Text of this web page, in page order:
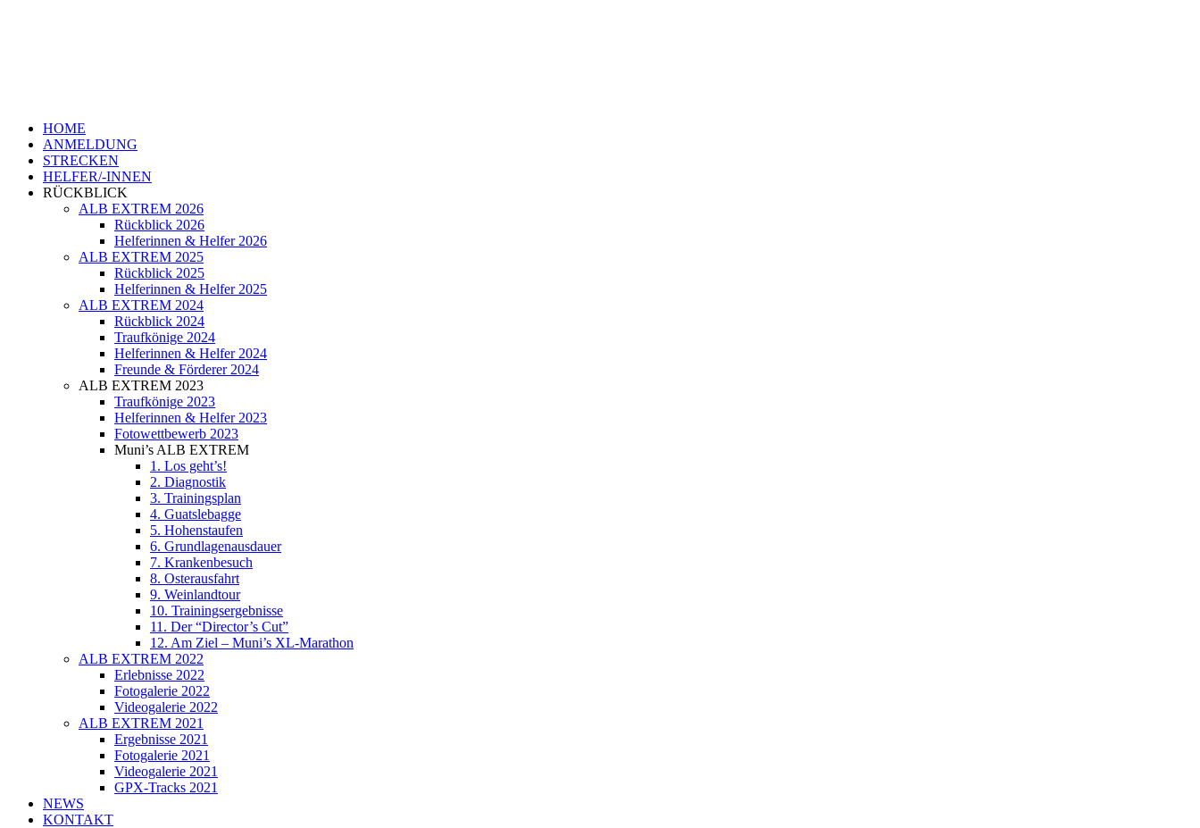
HOME
ANMELDUNG
STRECKEN
HELFER/-INNEN
RÜCKBLICK
ALB EXTREM 2026
Rückblick 2026
Helferinnen & Helfer 2026
ALB EXTREM 2025
Rückblick 2025
Helferinnen & Helfer 2025
ALB EXTREM 2024
Rückblick 2024
Traufkönige 2024
Helferinnen & Helfer 2024
Freunde & Förderer 2024
ALB EXTREM 2023
Traufkönige 2023
Helferinnen & Helfer 2023
Fotowettbewerb 2023
Muni’s ALB EXTREM
1. Los geht’s!
2. Diagnostik
3. Trainingsplan
4. Guatslebagge
5. Hohenstaufen
6. Grundlagenausdauer
7. Krankenbesuch
8. Osterausfahrt
9. Weinlandtour
10. Trainingsergebnisse
11. Der “Director’s Cut”
12. Am Ziel – Muni’s XL-Marathon
ALB EXTREM 2022
Erlebnisse 2022
Fotogalerie 2022
Videogalerie 2022
ALB EXTREM 2021
Ergebnisse 2021
Fotogalerie 2021
Videogalerie 2021
GPX-Tracks 2021
NEWS
KONTAKT